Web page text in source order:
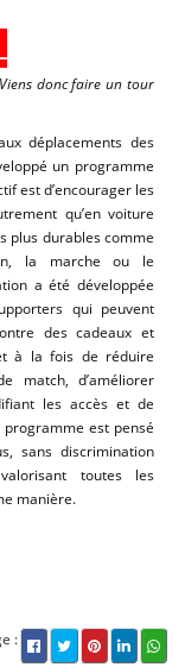
Viens donc faire un tour
déplacements des
un programme
est d’encourager les
qu’en voiture
plus durables comme
la marche ou le
a été développée
qui peuvent
des cadeaux et
à la fois de réduire
match, d’améliorer
les accès et de
programme est pensé
sans discrimination
toutes les
manière.
: